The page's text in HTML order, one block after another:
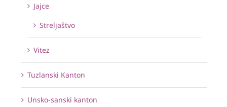
Jajce
Streljaštvo
Vitez
Tuzlanski Kanton
Unsko-sanski kanton